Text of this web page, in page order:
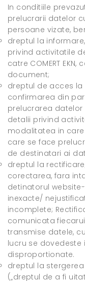
In conditiile
prelucrarii datelor
persoane vizate,
dreptul la
privind activitatile
catre COMERT
document;
dreptul de acces
confirmarea din
prelucrarea
detalii privind
modalitatea in
care se face
de destinatari ai
dreptul la
corectarea, fara
detinatorul
inexacte/
incomplete;
comunicata
transmise datele,
lucru se dovedeste
disproportionate.
dreptul la
(„dreptul de a fi